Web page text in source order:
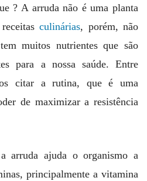
? A arruda não é uma planta
culinárias, porém, não
muitos nutrientes que são
para a nossa saúde. Entre
citar a rutina, que é uma
de maximizar a resistência
arruda ajuda o organismo a
principalmente a vitamina